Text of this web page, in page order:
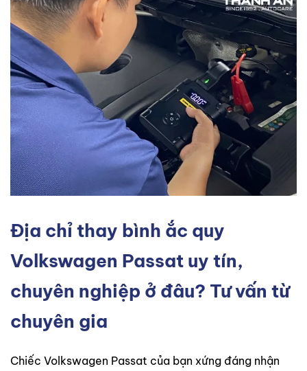
Địa chỉ thay bình ắc quy
Volkswagen Passat uy tín,
chuyên nghiệp ở đâu? Tư vấn từ
chuyên gia
Chiếc Volkswagen Passat của bạn xứng đáng nhận